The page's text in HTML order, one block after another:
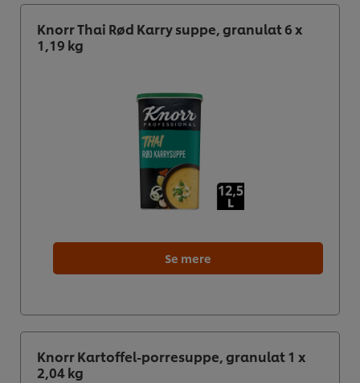
Knorr Thai Rød Karry suppe, granulat 6 x
1,19 kg
Se mere
Knorr Kartoffel-porresuppe, granulat 1 x
2,04 kg